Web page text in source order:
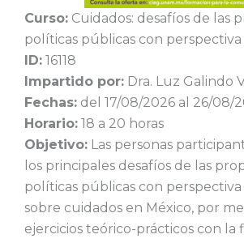
Curso: Cuidados: desafíos de las
políticas públicas con
ID: 16118
Impartido por: Dra. Luz Galindo
Fechas: del 17/08/2026 al 26/08/
Horario: 18 a 20 horas
Objetivo: Las personas
los principales desafíos de las
políticas públicas con
sobre cuidados en México, por
ejercicios teórico-prácticos con la